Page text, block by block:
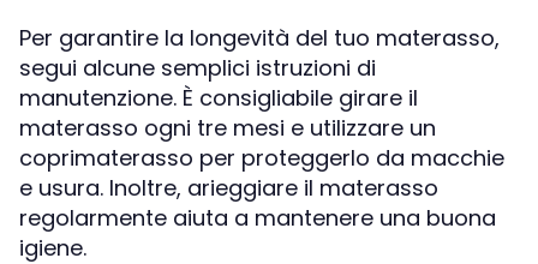
Per garantire la longevità del tuo materasso,
segui alcune semplici istruzioni di
manutenzione. È consigliabile girare il
materasso ogni tre mesi e utilizzare un
coprimaterasso per proteggerlo da macchie
e usura. Inoltre, arieggiare il materasso
regolarmente aiuta a mantenere una buona
igiene.